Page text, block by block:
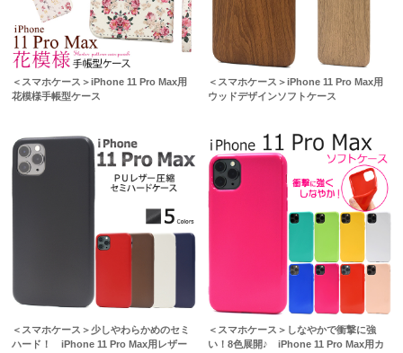
＜スマホケース＞iPhone 11 Pro Max用
花模様手帳型ケース
＜スマホケース＞iPhone 11 Pro Max用
ウッドデザインソフトケース
＜スマホケース＞少しやわらかめのセミ
ハード！ iPhone 11 Pro Max用レザー
＜スマホケース＞しなやかで衝撃に強
い！8色展開♪ iPhone 11 Pro Max用カ